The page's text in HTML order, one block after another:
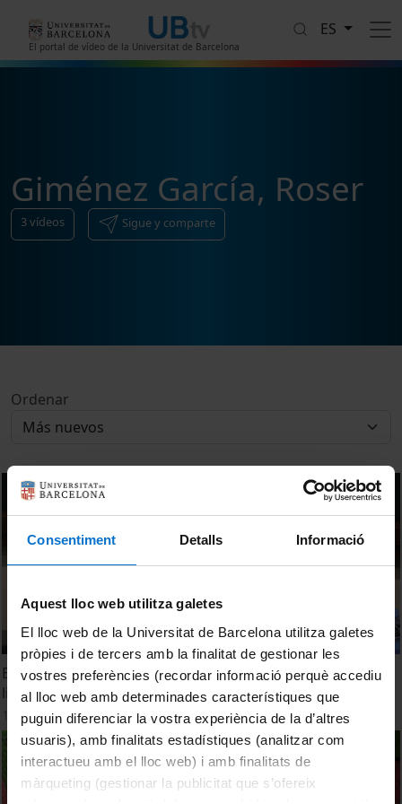
Consentiment Detalls Informació
Aquest lloc web utilitza galetes
El lloc web de la Universitat de Barcelona utilitza galetes
pròpies i de tercers amb la finalitat de gestionar les
vostres preferències (recordar informació perquè accediu
al lloc web amb determinades característiques que
puguin diferenciar la vostra experiència de la d’altres
usuaris), amb finalitats estadístiques (analitzar com
interactueu amb el lloc web) i amb finalitats de
màrqueting (gestionar la publicitat que s’ofereix
El portal de vídeo de la Universitat de Barcelona
ES
Giménez García, Roser
3vídeos Sigue y comparte
Ordenar
Efectes de la pandèmia en el benestar dels pèrits
lingüistes. Roser Giménez
17 Septiembre, 2021